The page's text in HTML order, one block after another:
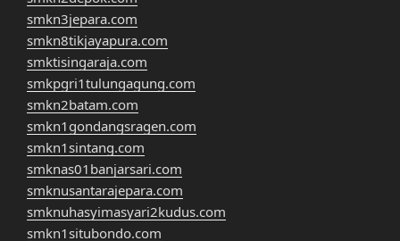
smkn3jepara.com
smkn8tikjayapura.com
smktisingaraja.com
smkpgri1tulungagung.com
smkn2batam.com
smkn1gondangsragen.com
smkn1sintang.com
smknas01banjarsari.com
smknusantarajepara.com
smknuhasyimasyari2kudus.com
smkn1situbondo.com